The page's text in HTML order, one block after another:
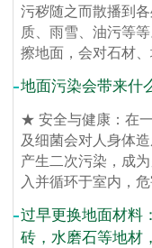
污秽随之而散播到
质、雨雪、油污等
擦地面，会对石材
地面污染会带来什
★ 安全与健康：在
及细菌会对人身体
产生二次污染，成
入并循环于室内，
过早更换地面材料
砖，水磨石等地材